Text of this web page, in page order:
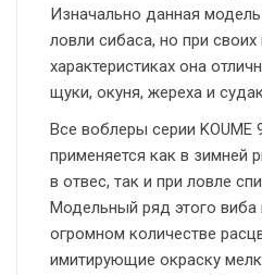
Изначально данная
ловли сибаса, но при своих
характеристиках она
щуки, окуня, жереха и
Все воблеры серии KOUME
применяется как в зимней
в отвес, так и при ловле
Модельный ряд этого виба
огромном количестве
имитирующие окраску